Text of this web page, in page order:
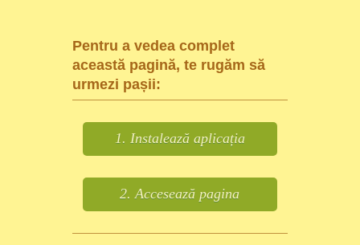
Pentru a vedea complet
această pagină, te rugăm să
urmezi pașii:
1. Instalează aplicația
2. Accesează pagina